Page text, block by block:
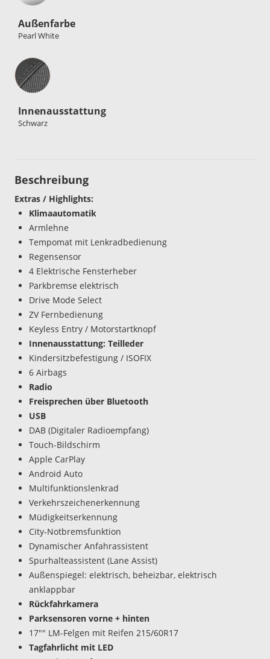
Außenfarbe
Pearl White
Innenausstattung
Innenausstattung
Schwarz
Beschreibung
Extras / Highlights:
Klimaautomatik
Armlehne
Tempomat mit Lenkradbedienung
Regensensor
4 Elektrische Fensterheber
Parkbremse elektrisch
Drive Mode Select
ZV Fernbedienung
Keyless Entry / Motorstartknopf
Innenausstattung: Teilleder
Kindersitzbefestigung / ISOFIX
6 Airbags
Radio
Freisprechen über Bluetooth
USB
DAB (Digitaler Radioempfang)
Touch-Bildschirm
Apple CarPlay
Android Auto
Multifunktionslenkrad
Verkehrszeichenerkennung
Müdigkeitserkennung
City-Notbremsfunktion
Dynamischer Anfahrassistent
Spurhalteassistent (Lane Assist)
Außenspiegel: elektrisch, beheizbar, elektrisch
anklappbar
Rückfahrkamera
Parksensoren vorne + hinten
17"" LM-Felgen mit Reifen 215/60R17
Tagfahrlicht mit LED